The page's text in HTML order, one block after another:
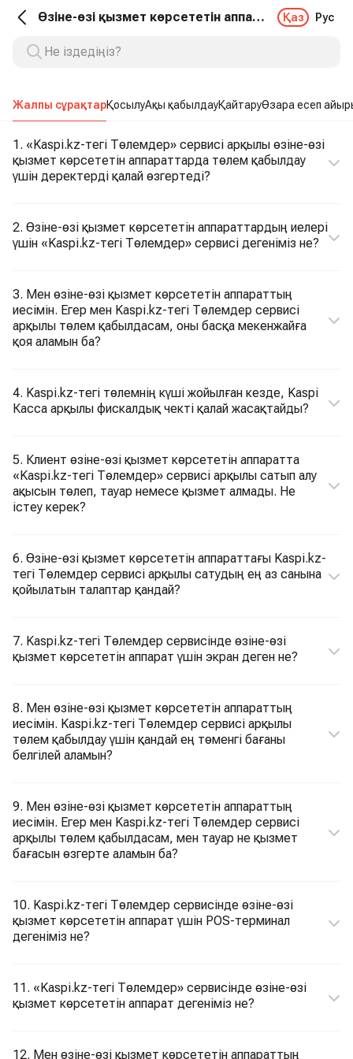
Өзіне-өзі қызмет көрсететін аппараттардың иелері. Жалпы сұрақтар Қаз Рус
Жалпы сұрақтарҚосылуАқы қабылдауҚайтаруӨзара есеп
1. «Kaspi.kz-тегі Төлемдер» сервисі арқылы өзіне-өзі
қызмет көрсететін аппараттарда төлем қабылдау
үшін деректерді қалай өзгертеді?
2. Өзіне-өзі қызмет көрсететін аппараттардың иелері
үшін «Kaspi.kz-тегі Төлемдер» сервисі дегеніміз не?
3. Мен өзіне-өзі қызмет көрсететін аппараттың
иесімін. Егер мен Kaspi.kz-тегі Төлемдер сервисі
арқылы төлем қабылдасам, оны басқа мекенжайға
қоя аламын ба?
4. Kaspi.kz-тегі төлемнің күші жойылған кезде, Kaspi
Касса арқылы фискалдық чекті қалай жасақтайды?
5. Клиент өзіне-өзі қызмет көрсететін аппаратта
«Kaspi.kz-тегі Төлемдер» сервисі арқылы сатып алу
ақысын төлеп, тауар немесе қызмет алмады. Не
істеу керек?
6. Өзіне-өзі қызмет көрсететін аппараттағы Kaspi.kz-
тегі Төлемдер сервисі арқылы сатудың ең аз санына
қойылатын талаптар қандай?
7. Kaspi.kz-тегі Төлемдер сервисінде өзіне-өзі
қызмет көрсететін аппарат үшін экран деген не?
8. Мен өзіне-өзі қызмет көрсететін аппараттың
иесімін. Kaspi.kz-тегі Төлемдер сервисі арқылы
төлем қабылдау үшін қандай ең төменгі бағаны
белгілей аламын?
9. Мен өзіне-өзі қызмет көрсететін аппараттың
иесімін. Егер мен Kaspi.kz-тегі Төлемдер сервисі
арқылы төлем қабылдасам, мен тауар не қызмет
бағасын өзгерте аламын ба?
10. Kaspi.kz-тегі Төлемдер сервисінде өзіне-өзі
қызмет көрсететін аппарат үшін POS-терминал
дегеніміз не?
11. «Kaspi.kz-тегі Төлемдер» сервисінде өзіне-өзі
қызмет көрсететін аппарат дегеніміз не?
12. Мен өзіне-өзі қызмет көрсететін аппараттың